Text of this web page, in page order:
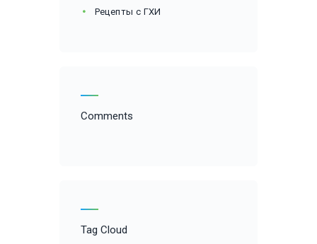
Рецепты с ГХИ
Comments
Tag Cloud